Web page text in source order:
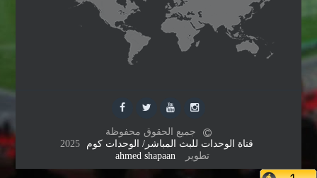
جميع الحقوق محفوظة
قناة الوحدات للبث المباشر/ الوحدات كوم
2025
تطوير
ahmed shapaan